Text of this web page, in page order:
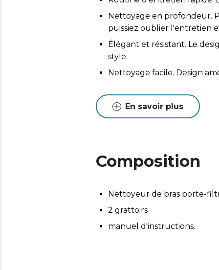
Nettoyage en profondeur.
puissiez oublier l'entretien
Élégant et résistant. Le
style.
Nettoyage facile. Design
En savoir plus
Composition
Nettoyeur de bras porte-
2 grattoirs
manuel d'instructions.